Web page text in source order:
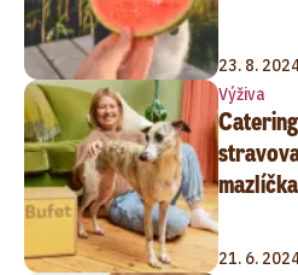
23. 8.
Výživa
mazlíčka
21. 6.